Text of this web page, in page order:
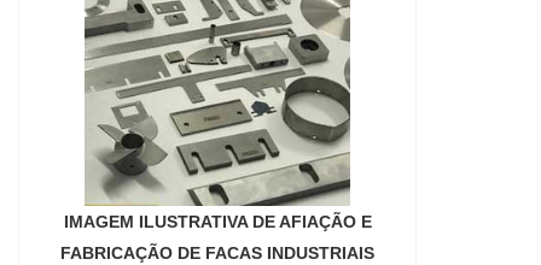
itens variados com tecnologia de ponta, como
facas de gráficas para tags e facas gráficas
para cortar eva.É reconhecida por ser uma
empresa comprometida com seus serviços e
que preza pela segurança, qualificações
possíveis pelo fato de possuir escritório de alta
qualidade onde são realizadas as atividades e
logística planejada para entregas em curto
Laser Facas se mostra referência por ter:
Atendimento personalizado; Colaboradores
eficientes; Oito anos de experiência no
segmento; Preço justo.Sem perder o foco em
facas gráficas empresa, deve-se ter a exatidão
em orçar com empresas que prezam por
produtos e serviços que tenham ótima
qualidade e assertividade, detalhes que
passam despercebidos em outras companhias
IMAGEM ILUSTRATIVA DE AFIAÇÃO E
FABRICAÇÃO DE FACAS INDUSTRIAIS